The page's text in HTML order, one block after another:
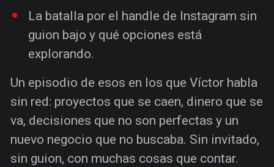
La batalla por el handle de Instagram sin
guion bajo y qué opciones está
explorando.
Un episodio de esos en los que Víctor habla
sin red: proyectos que se caen, dinero que se
va, decisiones que no son perfectas y un
nuevo negocio que no buscaba. Sin invitado,
sin guion, con muchas cosas que contar.